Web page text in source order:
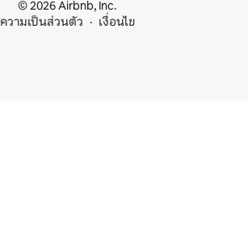
© 2026 Airbnb, Inc.
ความเป็นส่วนตัว
เงื่อนไข